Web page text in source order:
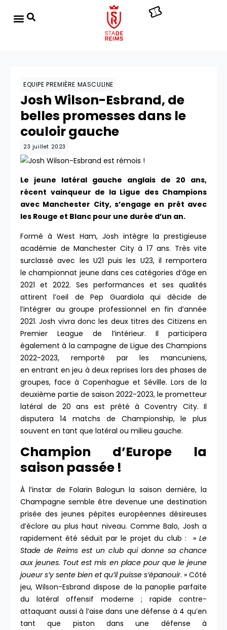
EQUIPE PREMIÈRE MASCULINE
Josh Wilson-Esbrand, de
belles promesses dans le
couloir gauche
23 juillet 2023
Le jeune latéral gauche anglais de 20 ans,
récent vainqueur de la Ligue des Champions
avec Manchester City, s’engage en prêt avec
les Rouge et Blanc pour une durée d’un an.
Formé à West Ham, Josh intègre la prestigieuse
académie de Manchester City à 17 ans. Très vite
surclassé avec les U21 puis les U23, il remportera
le championnat jeune dans ces catégories d’âge en
2021 et 2022. Ses performances et ses qualités
attirent l’oeil de Pep Guardiola qui décide de
l’intégrer au groupe professionnel en fin d’année
2021. Josh vivra donc les deux titres des Citizens en
Premier League de l’intérieur. Il participera
également à la campagne de Ligue des Champions
2022-2023, remporté par les mancuniens,
en entrant en jeu à deux reprises lors des phases de
groupes, face à Copenhague et Séville. Lors de la
deuxième partie de saison 2022-2023, le prometteur
latéral de 20 ans est prêté à Coventry City. Il
disputera 14 matchs de Championship, le plus
souvent en tant que latéral ou milieu gauche.
Champion d’Europe la
saison passée !
À l’instar de Folarin Balogun la saison dernière, la
Champagne semble être devenue une destination
prisée des jeunes pépites européennes désireuses
d’éclore au plus haut niveau. Comme Balo, Josh a
rapidement été séduit par le projet du club : » Le
Stade de Reims est un club qui donne sa chance
aux jeunes. Tout est mis en place pour que le jeune
joueur s’y sente bien et qu’il puisse s’épanouir. » Côté
jeu, Wilson-Esbrand dispose de la panoplie parfaite
du latéral offensif moderne ; rapide contre-
attaquant aussi à l’aise dans une défense à 4 qu’en
tant que piston dans une défense à